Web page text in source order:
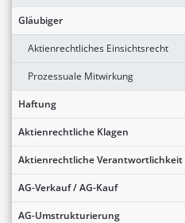
Gläubiger
Aktienrechtliches Einsichtsrecht
Prozessuale Mitwirkung
Haftung
Aktienrechtliche Klagen
Aktienrechtliche Verantwortlichkeit
AG-Verkauf / AG-Kauf
AG-Umstrukturierung